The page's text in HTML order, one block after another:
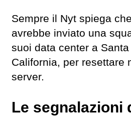
Sempre il Nyt spiega
avrebbe inviato una
suoi data center a
California, per resettare
server.
Le segnalazioni